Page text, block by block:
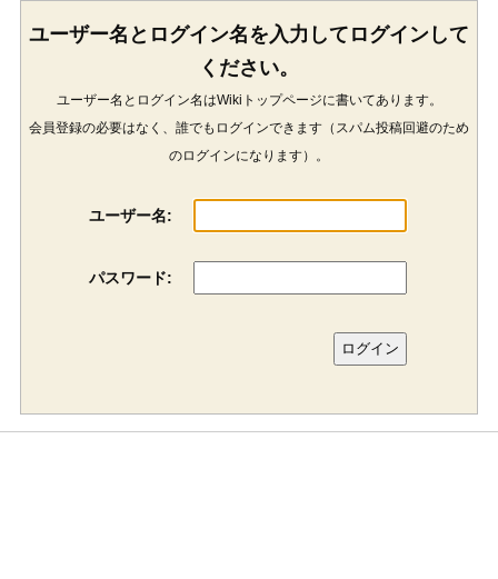
ユーザー名とログイン名を入力してログインして
ください。
ユーザー名とログイン名はWikiトップページに書いてあります。
会員登録の必要はなく、誰でもログインできます（スパム投稿回避のため
のログインになります）。
ユーザー名:
パスワード: